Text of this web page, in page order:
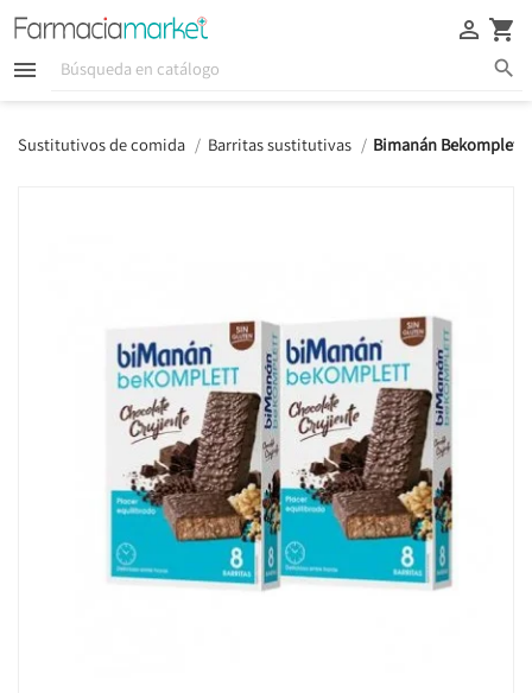
  
 
Sustitutivos de comida Barritas sustitutivas Bimanán Bekomplett